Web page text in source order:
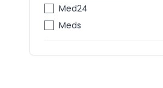
Med24
Meds